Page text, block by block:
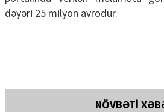
dəyəri 25 milyon avrodur.
NÖVBƏTİ